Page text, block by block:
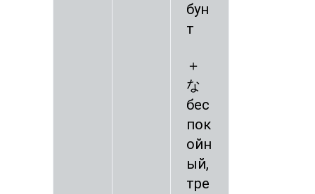
бун
т
＋
な
бес
пок
ойн
ый,
тре